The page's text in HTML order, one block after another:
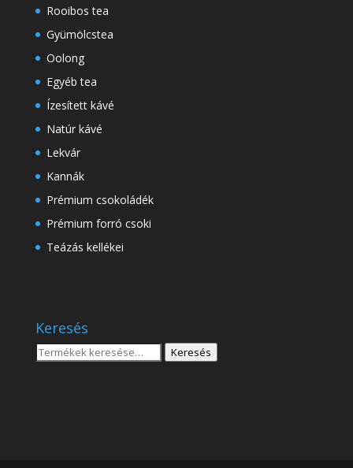
Rooibos tea
Gyümölcstea
Oolong
Egyéb tea
Ízesített kávé
Natúr kávé
Lekvár
Kannák
Prémium csokoládék
Prémium forró csoki
Teázás kellékei
Keresés
Keresés
Keresés